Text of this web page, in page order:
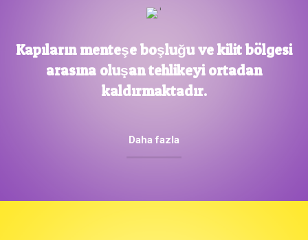
Kapıların menteşe boşluğu ve kilit bölgesi
arasına oluşan tehlikeyi ortadan
kaldırmaktadır.
Daha fazla